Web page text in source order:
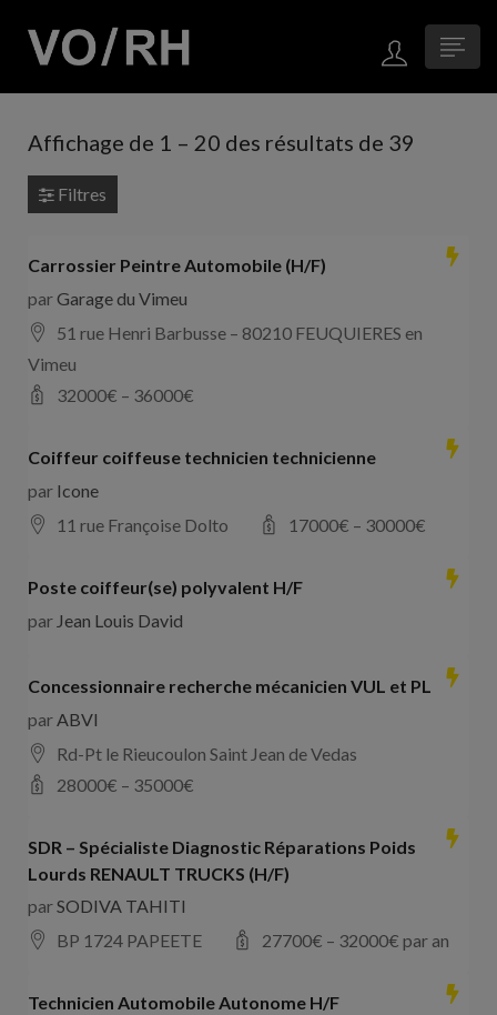
Affichage de 1 – 20 des résultats de 39
Filtres
Carrossier Peintre Automobile (H/F)
parGarage du Vimeu
51 rue Henri Barbusse – 80210 FEUQUIERES en
Vimeu
32000€ – 36000€
Coiffeur coiffeuse technicien technicienne
par Icone
11 rue Françoise Dolto
17000€ – 30000€
Poste coiffeur(se) polyvalent H/F
par Jean Louis David
Concessionnaire recherche mécanicien VUL et PL
parABVI
Rd-Pt le Rieucoulon Saint Jean de Vedas
28000€ – 35000€
SDR – Spécialiste Diagnostic Réparations Poids
Lourds RENAULT TRUCKS (H/F)
parSODIVA TAHITI
BP 1724 PAPEETE
27700€ – 32000€ par an
Technicien Automobile Autonome H/F